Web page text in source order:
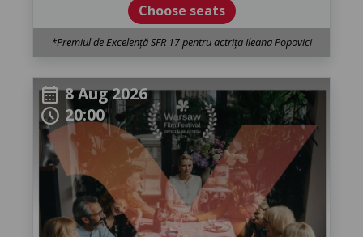
Choose seats
*Premiul de Excelență SFR 17 pentru actrița Ileana Popovici
calendar_month8 Aug 2026
schedule 20:00